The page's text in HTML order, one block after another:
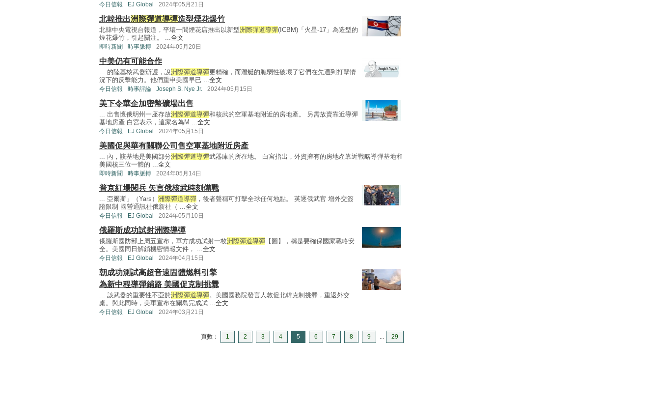
今日信報 EJ Global 2024年05月21日
北韓推出洲際彈道導彈造型煙花爆竹
北韓中央電視台報道，平壤一間煙花店推出以新型洲際彈道導彈(ICBM)「火星-17」為造型的
煙花爆竹，引起關注。 ...全文
即時新聞 時事脈搏 2024年05月20日
中美仍有可能合作
... 的陸基核武器辯護，說洲際彈道導彈更精確，而潛艇的脆弱性破壞了它們在先遭到打擊情
況下的反擊能力。他們重申美國早已 ...全文
今日信報 時事評論 Joseph S. Nye Jr. 2024年05月15日
美下令華企加密幣礦場出售
... 出售懷俄明州一座存放洲際彈道導彈和核武的空軍基地附近的房地產。 另需放賣靠近導彈
基地房產 白宮表示，這家名為M ...全文
今日信報 EJ Global 2024年05月15日
美國促與華有關聯公司售空軍基地附近房產
... 內，該基地是美國部分洲際彈道導彈武器庫的所在地。 白宮指出，外資擁有的房地產靠近戰略導彈基地和
美國核三位一體的 ...全文
即時新聞 時事脈搏 2024年05月14日
普京紅場閱兵 矢言俄核武時刻備戰
... 亞爾斯」（Yars） 洲際彈道導彈 ，後者聲稱可打擊全球任何地點。 英逐俄武官 增外交簽
證限制 國營通訊社俄新社（ ...全文
今日信報 EJ Global 2024年05月10日
俄羅斯成功試射洲際導彈
俄羅斯國防部上周五宣布，軍方成功試射一枚洲際彈道導彈 【圖】，稱是要確保國家戰略安
全。美國同日解鎖機密情報文件， ...全文
今日信報 EJ Global 2024年04月15日
朝成功測試高超音速固體燃料引擎
為新中程導彈鋪路 美國促克制挑釁
... 該武器的重要性不亞於洲際彈道導彈。美國國務院發言人敦促北韓克制挑釁，重返外交
桌。與此同時，美軍宣布在關島完成試 ...全文
今日信報 EJ Global 2024年03月21日
頁數： 1 2 3 4 5 6 7 8 9 ... 29